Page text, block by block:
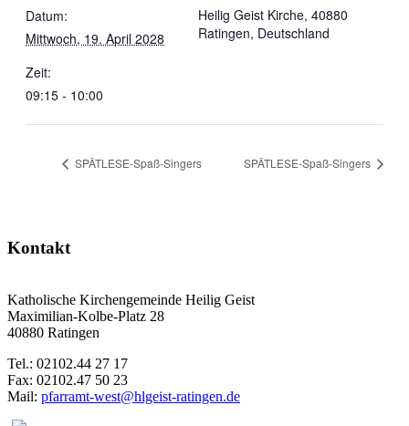
Datum:
Mittwoch, 19. April 2028
Zeit:
09:15 - 10:00
Heilig Geist Kirche, 40880
Ratingen, Deutschland
SPÄTLESE-Spaß-Singers SPÄTLESE-Spaß-Singers
Kontakt
Katholische Kirchengemeinde Heilig Geist
Maximilian-Kolbe-Platz 28
40880 Ratingen
Tel.: 02102.44 27 17
Fax: 02102.47 50 23
Mail: pfarramt-west@hlgeist-ratingen.de